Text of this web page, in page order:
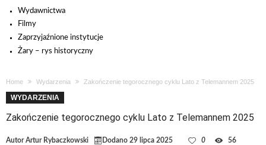
Wydawnictwa
Filmy
Zaprzyjaźnione instytucje
Żary – rys historyczny
Home Wydarzenia Zakończenie tegorocznego cyklu Lato z Telemannem 2025
WYDARZENIA
Zakończenie tegorocznego cyklu Lato z Telemannem 2025
AutorArtur Rybaczkowski Dodano 29 lipca 2025 0 56